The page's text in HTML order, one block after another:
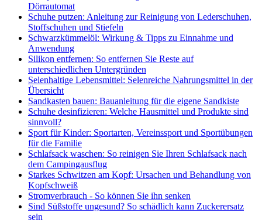
Dörrautomat
Schuhe putzen: Anleitung zur Reinigung von Lederschuhen,
Stoffschuhen und Stiefeln
Schwarzkümmelöl: Wirkung & Tipps zu Einnahme und
Anwendung
Silikon entfernen: So entfernen Sie Reste auf
unterschiedlichen Untergründen
Selenhaltige Lebensmittel: Selenreiche Nahrungsmittel in der
Übersicht
Sandkasten bauen: Bauanleitung für die eigene Sandkiste
Schuhe desinfizieren: Welche Hausmittel und Produkte sind
sinnvoll?
Sport für Kinder: Sportarten, Vereinssport und Sportübungen
für die Familie
Schlafsack waschen: So reinigen Sie Ihren Schlafsack nach
dem Campingausflug
Starkes Schwitzen am Kopf: Ursachen und Behandlung von
Kopfschweiß
Stromverbrauch - So können Sie ihn senken
Sind Süßstoffe ungesund? So schädlich kann Zuckerersatz
sein